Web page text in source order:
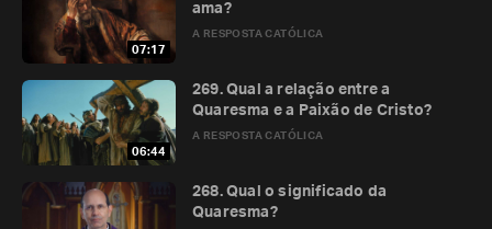
07:17
A RESPOSTA CATÓLICA
ama?
06:44
A RESPOSTA CATÓLICA
269. Qual a relação entre a
Quaresma e a Paixão de Cristo?
268. Qual o significado da
Quaresma?